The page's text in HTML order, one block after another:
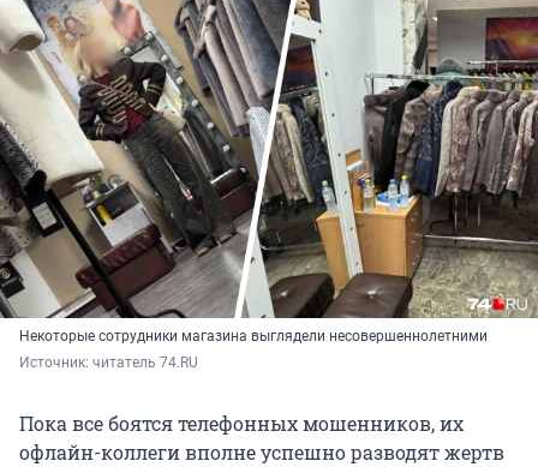
Некоторые сотрудники магазина выглядели несовершеннолетними
Источник: читатель 74.RU
Пока все боятся телефонных мошенников, их
офлайн-коллеги вполне успешно разводят жертв